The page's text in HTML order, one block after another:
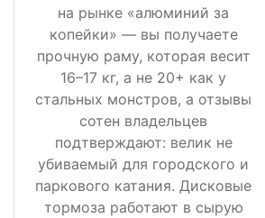
на рынке «алюминий за
копейки» — вы получаете
прочную раму, которая весит
16–17 кг, а не 20+ как у
стальных монстров, а отзывы
сотен владельцев
подтверждают: велик не
убиваемый для городского и
паркового катания. Дисковые
тормоза работают в сырую